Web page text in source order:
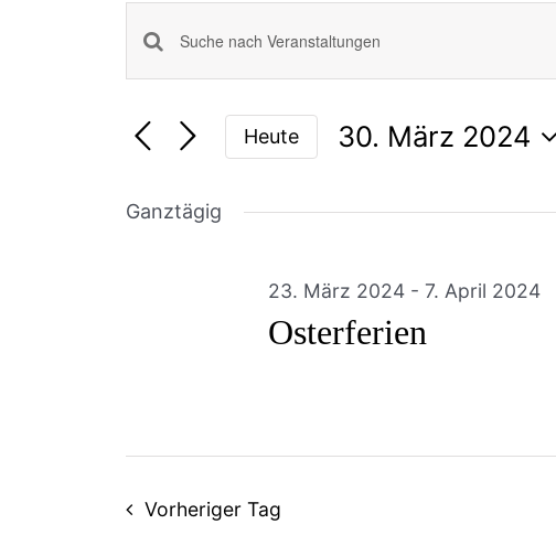
Veranstaltungen
Suche
und
Ansichten,
Navigation
Bitte
Schlüsselwort
eingeben.
Suche
Veranstaltungen
Heute
30. März 2024
Ganztägig
23. März 2024 - 7. April 2024
Osterferien
Vorheriger Tag